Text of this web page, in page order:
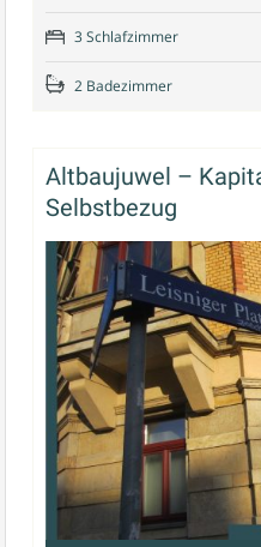
3 Schlafzimmer
2 Badezimmer
Altbaujuwel –
Selbstbezug